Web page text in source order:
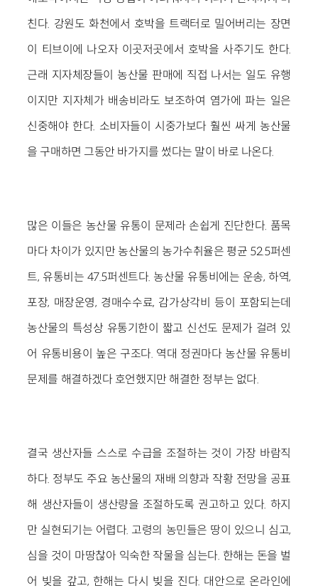
친다. 강원도 화천에서 호박을 트랙터로 밀어버리는 장면
이 티브이에 나오자 이곳저곳에서 호박을 사주기도 한다.
근래 지자체장들이 농산물 판매에 직접 나서는 일도 유행
이지만 지자체가 배송비라도 보조하여 염가에 파는 일은
신중해야 한다. 소비자들이 시중가보다 훨씬 싸게 농산물
을 구매하면 그동안 바가지를 썼다는 말이 바로 나온다.
많은 이들은 농산물 유통이 문제라 손쉽게 진단한다. 품목
마다 차이가 있지만 농산물의 농가수취율은 평균 52.5퍼센
트, 유통비는 47.5퍼센트다. 농산물 유통비에는 운송, 하역,
포장, 매장운영, 경매수수료, 감가상각비 등이 포함되는데
농산물의 특성상 유통기한이 짧고 신선도 문제가 걸려 있
어 유통비용이 높은 구조다. 역대 정권마다 농산물 유통비
문제를 해결하겠다 호언했지만 해결한 정부는 없다.
결국 생산자들 스스로 수급을 조절하는 것이 가장 바람직
하다. 정부도 주요 농산물의 재배 의향과 작황 전망을 공표
해 생산자들이 생산량을 조절하도록 권고하고 있다. 하지
만 실현되기는 어렵다. 고령의 농민들은 땅이 있으니 심고,
심을 것이 마땅찮아 익숙한 작물을 심는다. 한해는 돈을 벌
어 빚을 갚고, 한해는 다시 빚을 진다. 대안으로 온라인에